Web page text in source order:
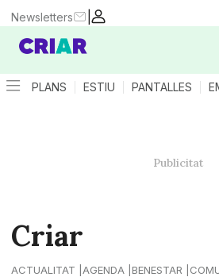
|
Newsletters
PLANS ESTIU PANTALLES
Criar
ACTUALITAT AGENDA BENESTAR